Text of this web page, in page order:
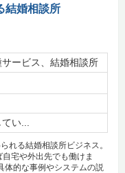
結婚相談所
ービス、結婚相談所
い...
れる結婚相談所ビジネス。
宅や外出先でも働けま
体的な事例やシステムの説